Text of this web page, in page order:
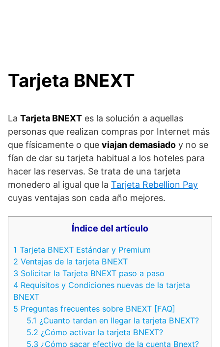
Tarjeta BNEXT
La Tarjeta BNEXT es la solución a aquellas
personas que realizan compras por Internet más
que físicamente o que viajan demasiado y no se
fían de dar su tarjeta habitual a los hoteles para
hacer las reservas. Se trata de una tarjeta
monedero al igual que la Tarjeta Rebellion Pay
cuyas ventajas son cada año mejores.
Índice del artículo
1 Tarjeta BNEXT Estándar y Premium
2 Ventajas de la tarjeta BNEXT
3 Solicitar la Tarjeta BNEXT paso a paso
4 Requisitos y Condiciones nuevas de la tarjeta
BNEXT
5 Preguntas frecuentes sobre BNEXT [FAQ]
5.1 ¿Cuanto tardan en llegar la tarjeta BNEXT?
5.2 ¿Cómo activar la tarjeta BNEXT?
5.3 ¿Cómo sacar efectivo de la cuenta Bnext?